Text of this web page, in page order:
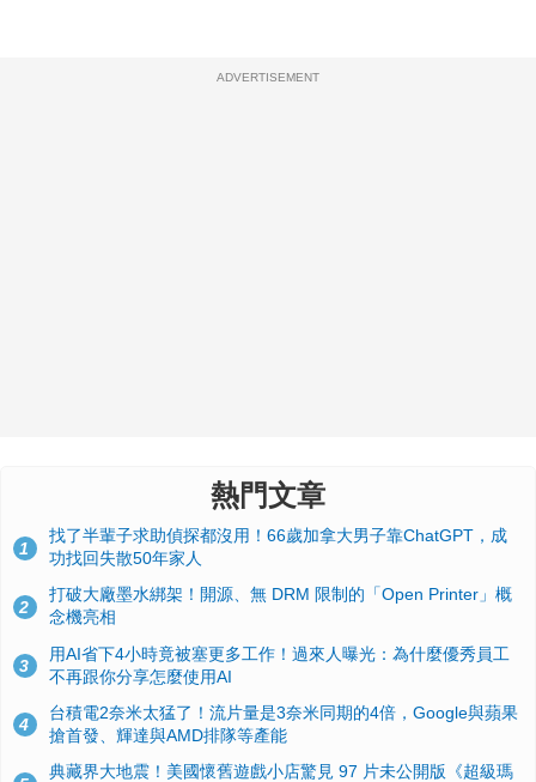
ADVERTISEMENT
熱門文章
1
找了半輩子求助偵探都沒用！66歲加拿大男子靠ChatGPT，成
功找回失散50年家人
2
打破大廠墨水綁架！開源、無 DRM 限制的「Open Printer」概
念機亮相
3
用AI省下4小時竟被塞更多工作！過來人曝光：為什麼優秀員工
不再跟你分享怎麼使用AI
4
台積電2奈米太猛了！流片量是3奈米同期的4倍，Google與蘋果
搶首發、輝達與AMD排隊等產能
典藏界大地震！美國懷舊遊戲小店驚見 97 片未公開版《超級瑪